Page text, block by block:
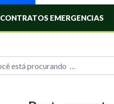
CONTRATOS EMERGENCIAS